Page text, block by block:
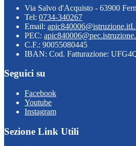
Via Salvo d'Acquisto - 63900
Tel: 0734-340267
Email: apic840006@istruzione.it
PEC:
C.F.: 90055080445
IBAN: Cod. Fatturazione:
Seguici su
Facebook
Youtube
Instagram
Sezione Link Utili